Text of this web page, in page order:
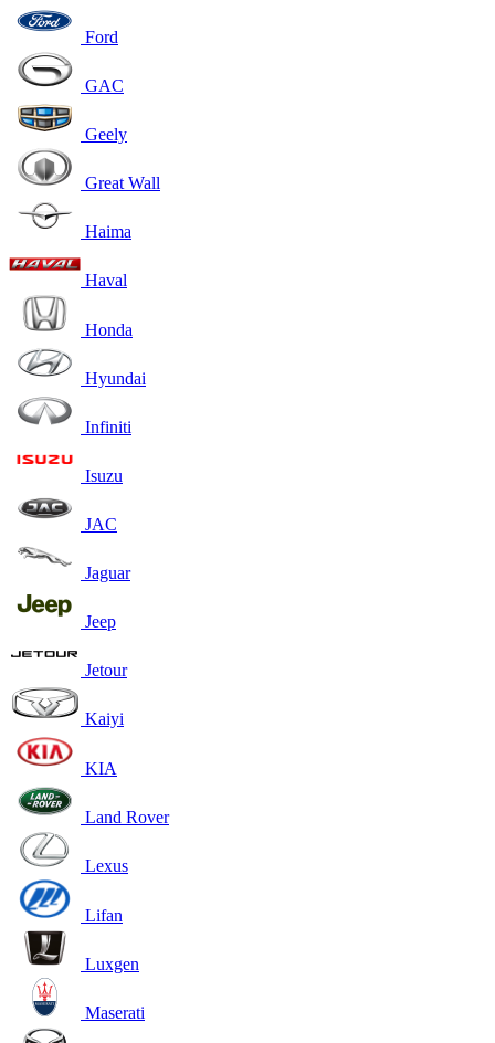
Ford
GAC
Geely
Great Wall
Haima
Haval
Honda
Hyundai
Infiniti
Isuzu
JAC
Jaguar
Jeep
Jetour
Kaiyi
KIA
Land Rover
Lexus
Lifan
Luxgen
Maserati